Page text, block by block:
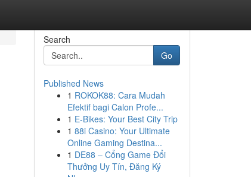
Search
Go
Published News
1 ROKOK88: Cara Mudah
Efektif bagi Calon Profe...
1 E-Bikes: Your Best City Trip
1 88i Casino: Your Ultimate
Online Gaming Destina...
1 DE88 – Cổng Game Đổi
Thưởng Uy Tín, Đăng Ký